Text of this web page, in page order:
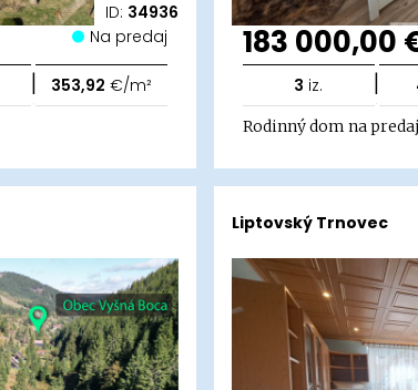
ID: 34936
Na predaj
| 353,92 €/m²
183 000,00
3 iz. |
Rodinný dom na
Liptovský Trnovec